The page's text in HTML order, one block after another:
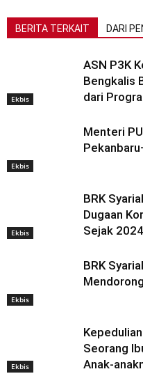
BERITA TERKAIT DARI
Ekbis
ASN P3K
Bengkalis
dari
Ekbis
Menteri
Ekbis
BRK
Dugaan
Sejak 2024
Ekbis
BRK
Ekbis
Seorang
Anak-